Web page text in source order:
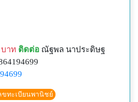
บาท ติดต่อ ณัฐพล นาประดิษฐ
ขทะเบียนพานิชย์